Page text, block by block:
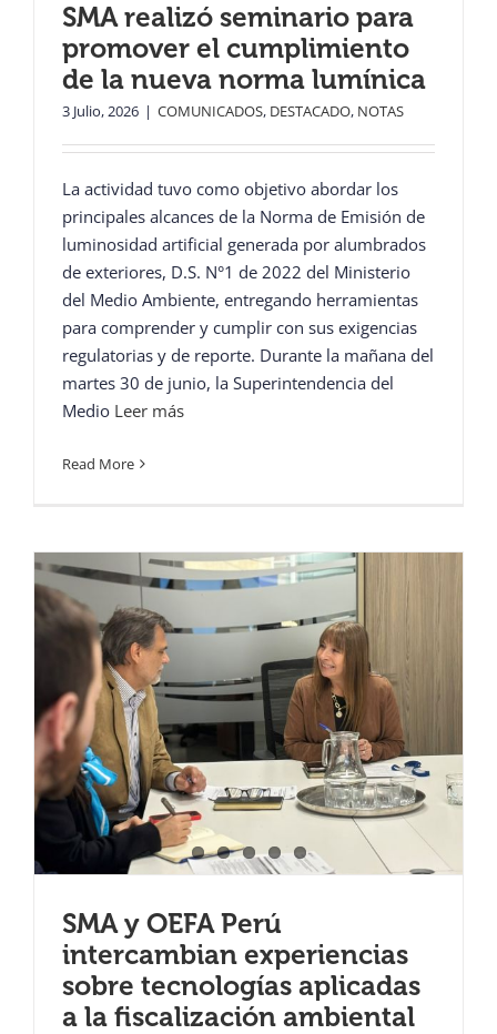
SMA realizó seminario para
promover el cumplimiento
de la nueva norma lumínica
3 Julio, 2026 | COMUNICADOS, DESTACADO, NOTAS
La actividad tuvo como objetivo abordar los
principales alcances de la Norma de Emisión de
luminosidad artificial generada por alumbrados
de exteriores, D.S. N°1 de 2022 del Ministerio
del Medio Ambiente, entregando herramientas
para comprender y cumplir con sus exigencias
regulatorias y de reporte. Durante la mañana del
martes 30 de junio, la Superintendencia del
Medio Leer más
Read More
SMA y OEFA Perú
intercambian experiencias
sobre tecnologías aplicadas
a la fiscalización ambiental